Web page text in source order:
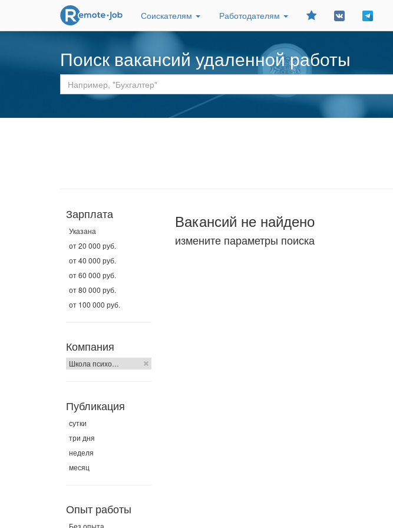
Соискателям Работодателям
Добавить
Поиск вакансий удаленной работы
Зарплата
Указана
от 20 000 руб.
от 40 000 руб.
от 60 000 руб.
от 80 000 руб.
от 100 000 руб.
Компания
Школа психо…
Публикация
сутки
три дня
неделя
месяц
Опыт работы
Без опыта
Вакансий не найдено
измените параметры поиска